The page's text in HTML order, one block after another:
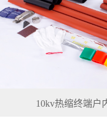
10kv热缩终端户